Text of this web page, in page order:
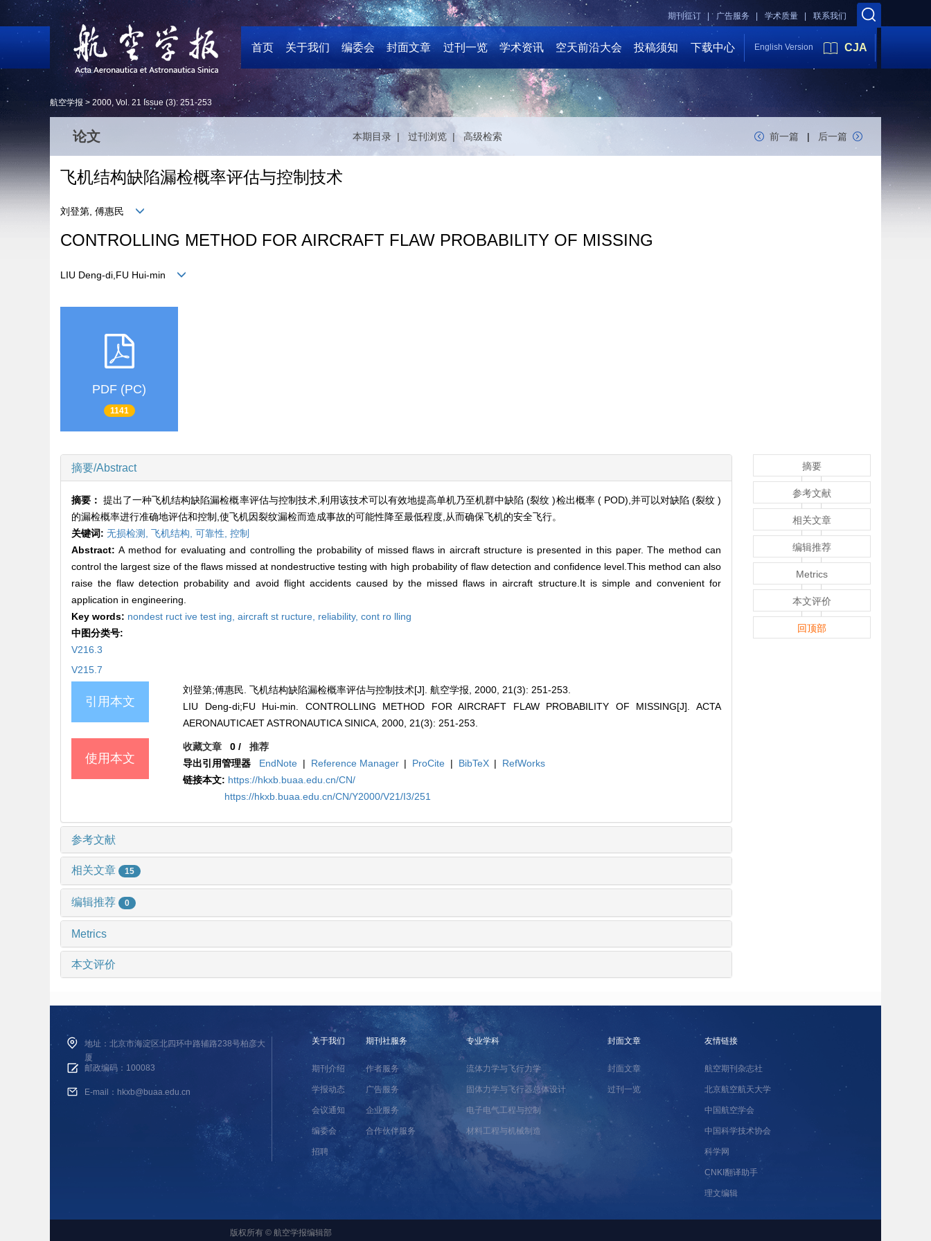
联系我们
学术质量 |
广告服务 |
期刊征订 |
首页 关于我们 编委会 封面文章 过刊一览 学术资讯 空天前沿大会 投稿须知 下载中心 English Version CJA
航空学报 > 2000, Vol. 21 Issue (3): 251-253
论文 本期目录 | 过刊浏览 | 高级检索 前一篇 | 后一篇
飞机结构缺陷漏检概率评估与控制技术
刘登第, 傅惠民
CONTROLLING METHOD FOR AIRCRAFT FLAW PROBABILITY OF MISSING
LIU Deng-di,FU Hui-min
PDF (PC)
1141
摘要/Abstract
摘要：提出了一种飞机结构缺陷漏检概率评估与控制技术,利用该技术可以有效地提高单机乃至机群中缺陷 (裂纹 )检出概率 ( POD),并可以对缺陷 (裂纹 )
的漏检概率进行准确地评估和控制,使飞机因裂纹漏检而造成事故的可能性降至最低程度,从而确保飞机的安全飞行。
关键词: 无损检测, 飞机结构, 可靠性, 控制
Abstract:A method for evaluating and controlling the probability of missed flaws in aircraft structure is presented in this paper. The method can
control the largest size of the flaws missed at nondestructive testing with high probability of flaw detection and confidence level.This method can also
raise the flaw detection probability and avoid flight accidents caused by the missed flaws in aircraft structure.It is simple and convenient for
application in engineering.
Key words: nondest ruct ive test ing, aircraft st ructure, reliability, cont ro lling
中图分类号:
V216.3
V215.7
引用本文
刘登第;傅惠民. 飞机结构缺陷漏检概率评估与控制技术[J]. 航空学报, 2000, 21(3): 251-253.
LIU Deng-di;FU Hui-min. CONTROLLING METHOD FOR AIRCRAFT FLAW PROBABILITY OF MISSING[J]. ACTA
AERONAUTICAET ASTRONAUTICA SINICA, 2000, 21(3): 251-253.
使用本文
收藏文章 0 /推荐
导出引用管理器
EndNote | Reference Manager | ProCite | BibTeX |
RefWorks
链接本文: https://hkxb.buaa.edu.cn/CN/
https://hkxb.buaa.edu.cn/CN/Y2000/V21/I3/251
参考文献
相关文章 15
编辑推荐 0
Metrics
本文评价
摘要
参考文献
相关文章
编辑推荐
Metrics
本文评价
回顶部
地址：北京市海淀区北四环中路辅路238号柏彦大
厦
邮政编码：100083
E-mail：hkxb@buaa.edu.cn
关于我们
期刊介绍
学报动态
会议通知
编委会
招聘
期刊社服务
作者服务
广告服务
企业服务
合作伙伴服务
专业学科
流体力学与飞行力学
固体力学与飞行器总体设计
电子电气工程与控制
材料工程与机械制造
封面文章
封面文章
过刊一览
友情链接
航空期刊杂志社
北京航空航天大学
中国航空学会
中国科学技术协会
科学网
CNKI翻译助手
理文编辑
版权所有 © 航空学报编辑部